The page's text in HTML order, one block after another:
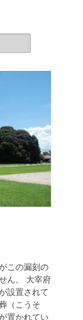
この漏刻の
ん。 大宰府
設置されて
（こうそ
置かれてい